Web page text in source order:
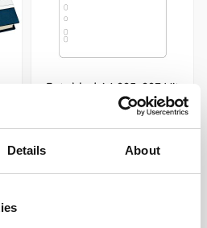
Details About
Fotoblad A4 225x297 Vit
25-pack
69 kr/st
Köp